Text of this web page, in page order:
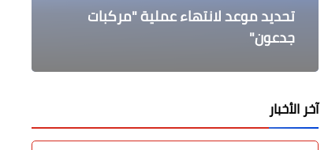
تحديد موعد لانتهاء عملية "مركبات
جدعون"
تعطيل العمل بكافة البنوك العاملة في
مصر يوم الخميس 24 يوليو
تشغيل قطار مخصوص لتسهيل العودة
الطوعية للأخوة السودانيين لوطنهم
مقالات
اللايف كوتشينج مفتاح التغيير
الداخلية: تصفية 2 من عناصر حسم
الارهابية أثناء تبادل إطلاق النار
آخر الأخبار